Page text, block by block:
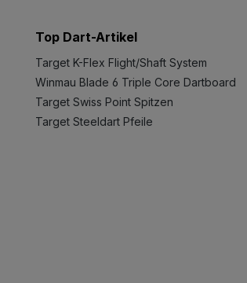
Top Dart-Artikel
Target K-Flex Flight/Shaft System
Winmau Blade 6 Triple Core Dartboard
Target Swiss Point Spitzen
Target Steeldart Pfeile